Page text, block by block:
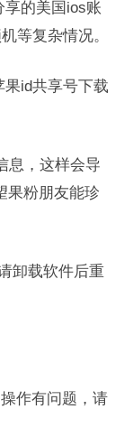
享的美国ios账
等复杂情况。
果id共享号下载
息，这样会导
果粉朋友能珍
卸载软件后重
作有问题，请